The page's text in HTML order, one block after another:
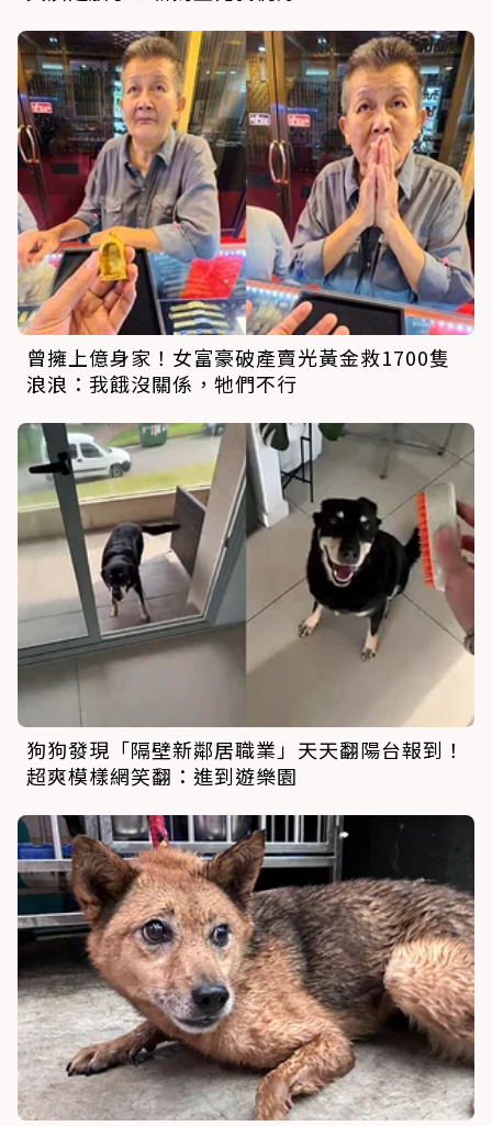
曾擁上億身家！女富豪破產賣光黃金救1700隻
浪浪：我餓沒關係，牠們不行
狗狗發現「隔壁新鄰居職業」天天翻陽台報到！
超爽模樣網笑翻：進到遊樂園